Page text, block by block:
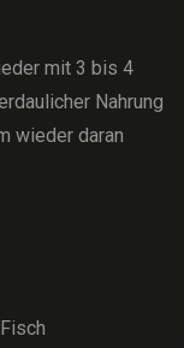
mit 3 bis 4
Nahrung
wieder daran